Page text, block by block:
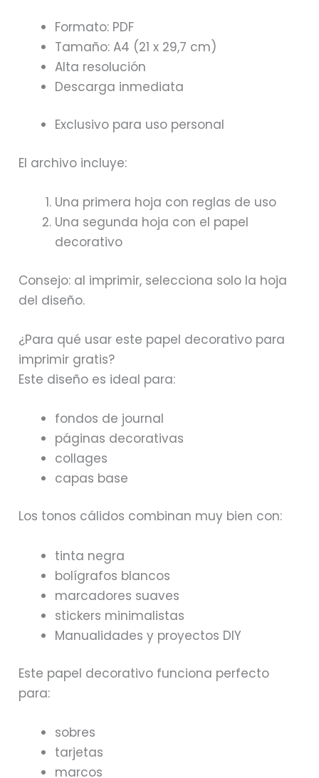
Formato: PDF
Tamaño: A4 (21 x 29,7 cm)
Alta resolución
Descarga inmediata
Exclusivo para uso personal
El archivo incluye:
Una primera hoja con reglas de uso
Una segunda hoja con el papel
decorativo
Consejo: al imprimir, selecciona solo la hoja
del diseño.
¿Para qué usar este papel decorativo para
imprimir gratis?
Este diseño es ideal para:
fondos de journal
páginas decorativas
collages
capas base
Los tonos cálidos combinan muy bien con:
tinta negra
bolígrafos blancos
marcadores suaves
stickers minimalistas
Manualidades y proyectos DIY
Este papel decorativo funciona perfecto
para:
sobres
tarjetas
marcos